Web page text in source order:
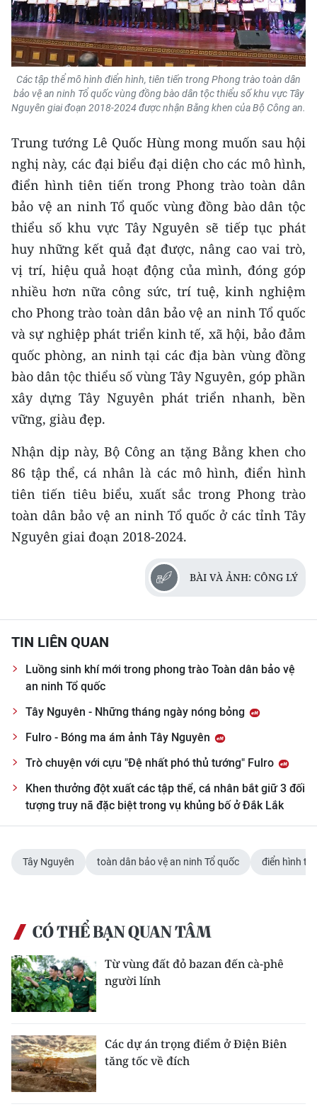
Các tập thể mô hình điển hình, tiên tiến trong Phong trào toàn dân
bảo vệ an ninh Tổ quốc vùng đồng bào dân tộc thiểu số khu vực Tây
Nguyên giai đoạn 2018-2024 được nhận Bằng khen của Bộ Công an.
Trung tướng Lê Quốc Hùng mong muốn sau hội
nghị này, các đại biểu đại diện cho các mô hình,
điển hình tiên tiến trong Phong trào toàn dân
bảo vệ an ninh Tổ quốc vùng đồng bào dân tộc
thiểu số khu vực Tây Nguyên sẽ tiếp tục phát
huy những kết quả đạt được, nâng cao vai trò,
vị trí, hiệu quả hoạt động của mình, đóng góp
nhiều hơn nữa công sức, trí tuệ, kinh nghiệm
cho Phong trào toàn dân bảo vệ an ninh Tổ quốc
và sự nghiệp phát triển kinh tế, xã hội, bảo đảm
quốc phòng, an ninh tại các địa bàn vùng đồng
bào dân tộc thiểu số vùng Tây Nguyên, góp phần
xây dựng Tây Nguyên phát triển nhanh, bền
vững, giàu đẹp.
Nhận dịp này, Bộ Công an tặng Bằng khen cho
86 tập thể, cá nhân là các mô hình, điển hình
tiên tiến tiêu biểu, xuất sắc trong Phong trào
toàn dân bảo vệ an ninh Tổ quốc ở các tỉnh Tây
Nguyên giai đoạn 2018-2024.
BÀI VÀ ẢNH: CÔNG LÝ
TIN LIÊN QUAN
Luồng sinh khí mới trong phong trào Toàn dân bảo vệ
an ninh Tổ quốc
Tây Nguyên - Những tháng ngày nóng bỏng
Fulro - Bóng ma ám ảnh Tây Nguyên
Trò chuyện với cựu "Đệ nhất phó thủ tướng" Fulro
Khen thưởng đột xuất các tập thể, cá nhân bắt giữ 3 đối
tượng truy nã đặc biệt trong vụ khủng bố ở Đắk Lắk
Tây Nguyên toàn dân bảo vệ an ninh Tổ quốc điển hình
CÓ THỂ BẠN QUAN TÂM
Từ vùng đất đỏ bazan đến cà-phê
người lính
Các dự án trọng điểm ở Điện Biên
tăng tốc về đích